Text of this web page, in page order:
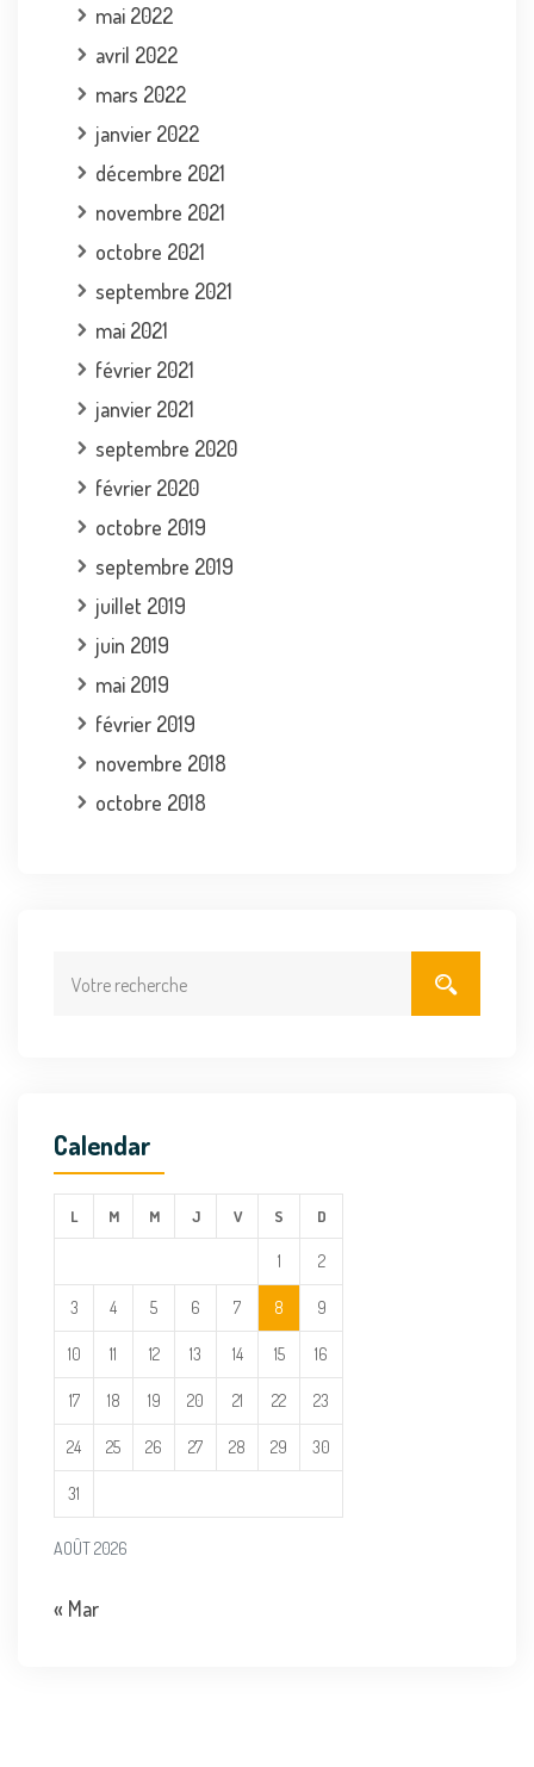
mai 2022
avril 2022
mars 2022
janvier 2022
décembre 2021
novembre 2021
octobre 2021
septembre 2021
mai 2021
février 2021
janvier 2021
septembre 2020
février 2020
octobre 2019
septembre 2019
juillet 2019
juin 2019
mai 2019
février 2019
novembre 2018
octobre 2018
Calendar
AOÛT 2026
L M M J V S D
1 2
3 4 5 6 7 8 9
10 11 12 13 14 15 16
17 18 19 20 21 22 23
24 25 26 27 28 29 30
31
« Mar